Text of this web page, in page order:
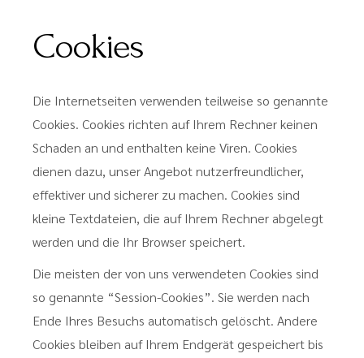
Cookies
Die Internetseiten verwenden teilweise so genannte
Cookies. Cookies richten auf Ihrem Rechner keinen
Schaden an und enthalten keine Viren. Cookies
dienen dazu, unser Angebot nutzerfreundlicher,
effektiver und sicherer zu machen. Cookies sind
kleine Textdateien, die auf Ihrem Rechner abgelegt
werden und die Ihr Browser speichert.
Die meisten der von uns verwendeten Cookies sind
so genannte “Session-Cookies”. Sie werden nach
Ende Ihres Besuchs automatisch gelöscht. Andere
Cookies bleiben auf Ihrem Endgerät gespeichert bis